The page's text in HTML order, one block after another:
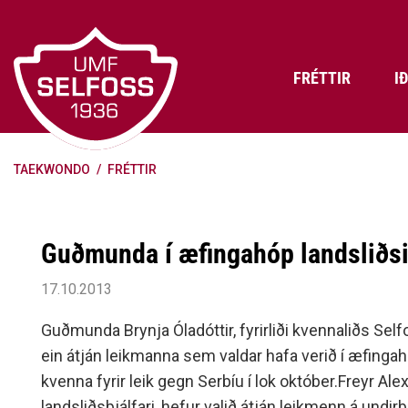
efni
FRÉTTIR
Æfingagjöld
Frádráttarbærir styrkir til
Selfoss
Jafnréttisáætlun Umf. Selfoss
Persónuverndarstefna Umf.
Selfoss
Reglugerð um fjáraflanir
TAEKWONDO / FRÉTTIR
Guðmunda í æfingahóp
17.10.2013
Guðmunda Brynja Óladóttir, fyrirliði kvennaliðs
ein átján leikmanna sem valdar hafa verið í
kvenna fyrir leik gegn Serbíu í lok október.Freyr